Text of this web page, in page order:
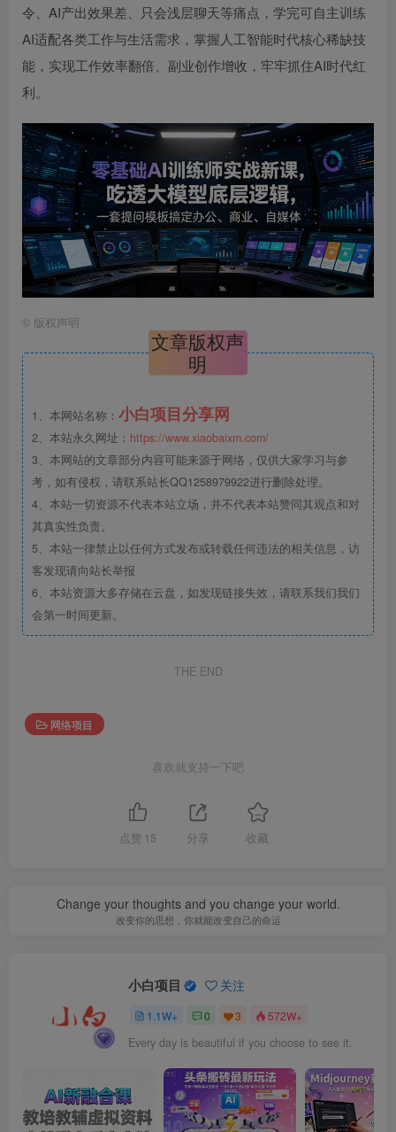
令、AI产出效果差、只会浅层聊天等痛点，学完可自主训练
AI适配各类工作与生活需求，掌握人工智能时代核心稀缺技
能，实现工作效率翻倍、副业创作增收，牢牢抓住AI时代红
利。
© 版权声明
文章版权声
明
1、本网站名称： 小白项目分享网
2、本站永久网址： https://www.xiaobaixm.com/
3、本网站的文章部分内容可能来源于网络，仅供大家学习与参
考，如有侵权，请联系站长QQ1258979922进行删除处理。
4、本站一切资源不代表本站立场，并不代表本站赞同其观点和对
其真实性负责。
5、本站一律禁止以任何方式发布或转载任何违法的相关信息，访
客发现请向站长举报
6、本站资源大多存储在云盘，如发现链接失效，请联系我们我们
会第一时间更新。
THE END
网络项目
喜欢就支持一下吧
点赞 15 分享 收藏
Change your thoughts and you change your world.
改变你的思想，你就能改变自己的命运
小白项目 关注
1.1W+ 0 3 572W+
Every day is beautiful if you choose to see it.